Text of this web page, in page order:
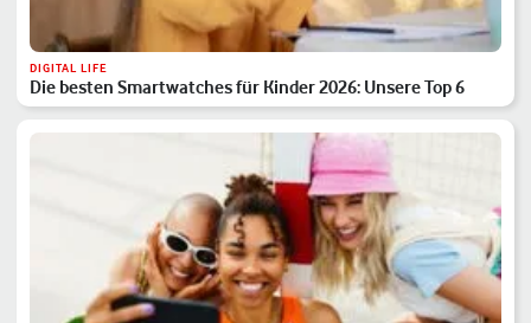
DIGITAL LIFE
Die besten Smartwatches für Kinder 2026: Unsere Top 6